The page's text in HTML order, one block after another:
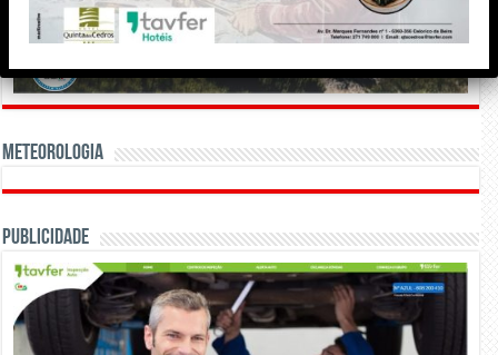
Meteorologia
Publicidade